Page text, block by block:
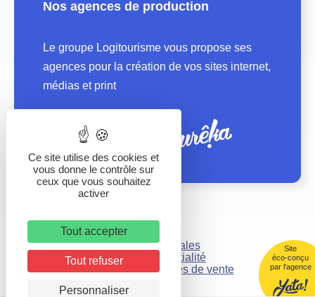
Nos agences de production
Le groupe Logitourisme vous propose ses
agences pour la création de vos sites internet,
médias et print
Mentions légales
Politique de confidentialité
Conditions générales de vente
Site
éco-conçu
par l'agence
Ce site utilise des cookies et
vous donne le contrôle sur
ceux que vous souhaitez
activer
Tout accepter
Tout refuser
Personnaliser